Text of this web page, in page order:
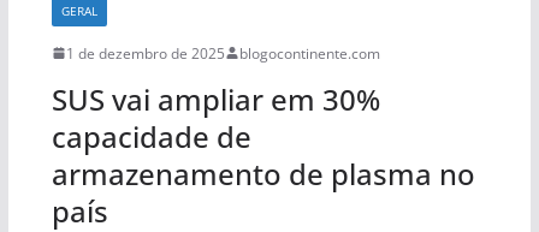
GERAL
1 de dezembro de 2025 blogocontinente.com
SUS vai ampliar em 30%
capacidade de
armazenamento de plasma no
país